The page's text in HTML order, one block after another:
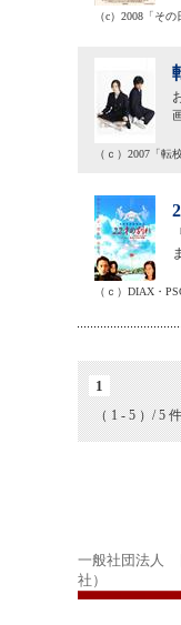
（c）2008「そ
（ｃ）2007「転
（ｃ）DIAX・
1
（ 1 - 5 ）/ 5 件
一般社団法人
社）